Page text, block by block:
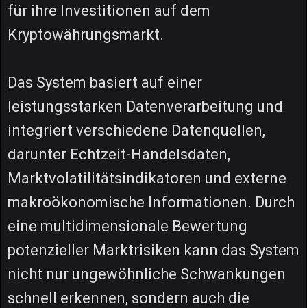
für ihre Investitionen auf dem
Kryptowährungsmarkt.
Das System basiert auf einer
leistungsstarken Datenverarbeitung und
integriert verschiedene Datenquellen,
darunter Echtzeit-Handelsdaten,
Marktvolatilitätsindikatoren und externe
makroökonomische Informationen. Durch
eine multidimensionale Bewertung
potenzieller Marktrisiken kann das System
nicht nur ungewöhnliche Schwankungen
schnell erkennen, sondern auch die